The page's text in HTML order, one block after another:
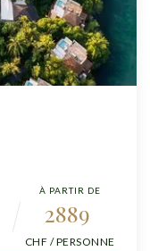
À PARTIR DE
2889
CHF / PERSONNE